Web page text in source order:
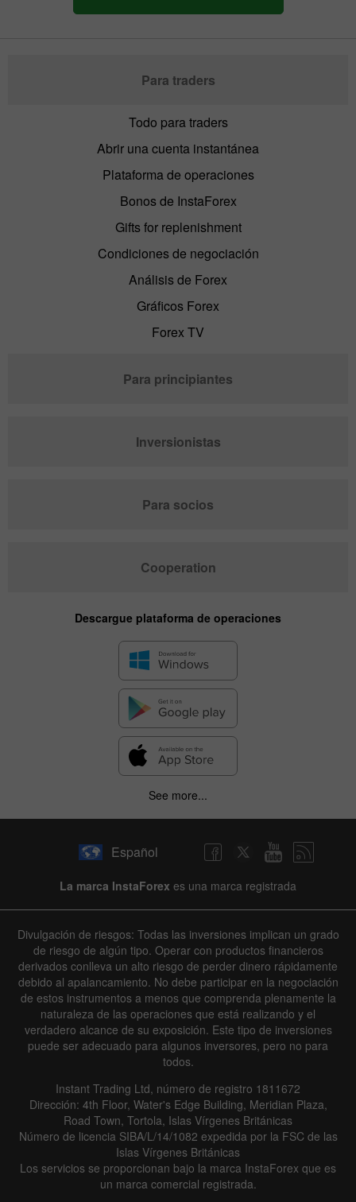
Para traders
Todo para traders
Abrir una cuenta instantánea
Plataforma de operaciones
Bonos de InstaForex
Gifts for replenishment
Condiciones de negociación
Análisis de Forex
Gráficos Forex
Forex TV
Para principiantes
Inversionistas
Para socios
Cooperation
Descargue plataforma de operaciones
See more...
Español
La marca InstaForex es una marca registrada
Divulgación de riesgos: Todas las inversiones implican un grado
de riesgo de algún tipo. Operar con productos financieros
derivados conlleva un alto riesgo de perder dinero rápidamente
debido al apalancamiento. No debe participar en la negociación
de estos instrumentos a menos que comprenda plenamente la
naturaleza de las operaciones que está realizando y el
verdadero alcance de su exposición. Este tipo de inversiones
puede ser adecuado para algunos inversores, pero no para
todos.
Instant Trading Ltd, número de registro 1811672
Dirección: 4th Floor, Water's Edge Building, Meridian Plaza,
Road Town, Tortola, Islas Vírgenes Británicas
Número de licencia SIBA/L/14/1082 expedida por la FSC de las
Islas Vírgenes Británicas
Los servicios se proporcionan bajo la marca InstaForex que es
un marca comercial registrada.